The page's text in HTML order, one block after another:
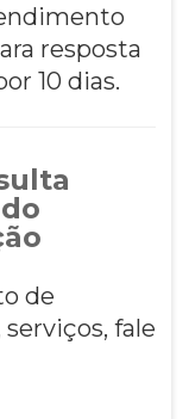
resposta
10 dias.
de
fale